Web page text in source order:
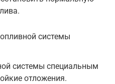
системы
системы специальным
отложения.